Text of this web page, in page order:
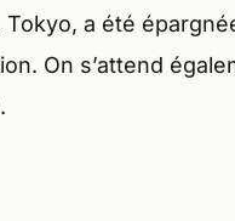
Tokyo, a été
On s’attend